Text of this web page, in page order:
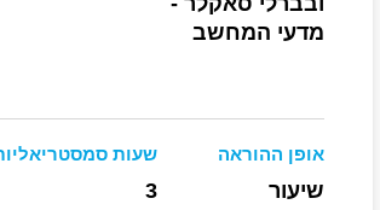
מדעי המחשב
אופן ההוראה
שיעור
שעות
3